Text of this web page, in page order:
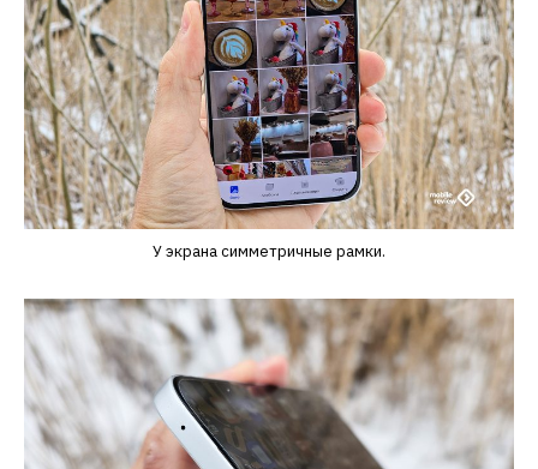
У экрана симметричные рамки.